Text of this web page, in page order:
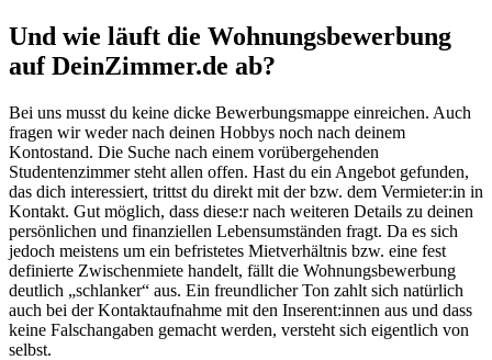
Und wie läuft die Wohnungsbewerbung
auf DeinZimmer.de ab?
Bei uns musst du keine dicke Bewerbungsmappe einreichen. Auch
fragen wir weder nach deinen Hobbys noch nach deinem
Kontostand. Die Suche nach einem vorübergehenden
Studentenzimmer steht allen offen. Hast du ein Angebot gefunden,
das dich interessiert, trittst du direkt mit der bzw. dem Vermieter:in in
Kontakt. Gut möglich, dass diese:r nach weiteren Details zu deinen
persönlichen und finanziellen Lebensumständen fragt. Da es sich
jedoch meistens um ein befristetes Mietverhältnis bzw. eine fest
definierte Zwischenmiete handelt, fällt die Wohnungsbewerbung
deutlich „schlanker“ aus. Ein freundlicher Ton zahlt sich natürlich
auch bei der Kontaktaufnahme mit den Inserent:innen aus und dass
keine Falschangaben gemacht werden, versteht sich eigentlich von
selbst.